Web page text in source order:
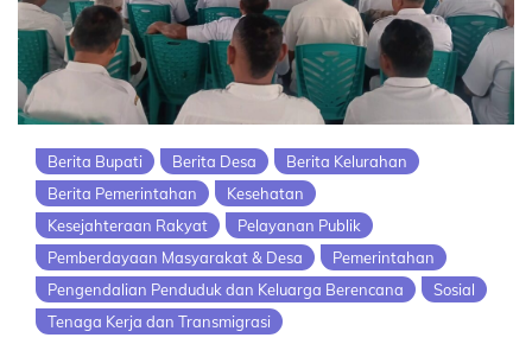
Berita Bupati Berita Desa
Berita Kelurahan
Berita Pemerintahan
Kesehatan
Kesejahteraan Rakyat
Pelayanan Publik
Pemberdayaan Masyarakat & Desa
Pemerintahan
Pengendalian Penduduk dan Keluarga Berencana
Sosial
Tenaga Kerja dan Transmigrasi